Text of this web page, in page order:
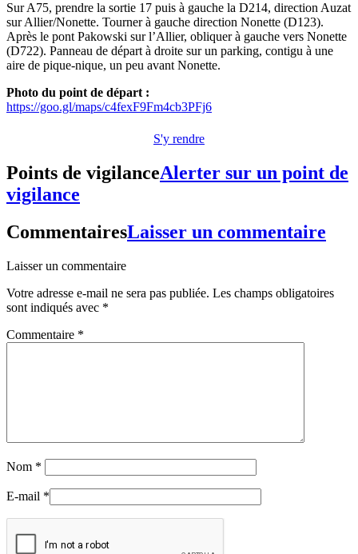
Sur A75, prendre la sortie 17 puis à gauche la D214, direction Auzat
sur Allier/Nonette. Tourner à gauche direction Nonette (D123).
Après le pont Pakowski sur l’Allier, obliquer à gauche vers Nonette
(D722). Panneau de départ à droite sur un parking, contigu à une
aire de pique-nique, un peu avant Nonette.
Photo du point de départ :
https://goo.gl/maps/c4fexF9Fm4cb3PFj6
S'y rendre
Points de vigilanceAlerter sur un point de
vigilance
CommentairesLaisser un commentaire
Laisser un commentaire
Votre adresse e-mail ne sera pas publiée. Les champs obligatoires
sont indiqués avec *
Commentaire *
Nom *
E-mail *